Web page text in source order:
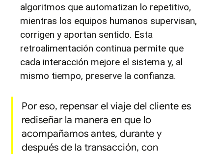
algoritmos que automatizan lo repetitivo,
mientras los equipos humanos supervisan,
corrigen y aportan sentido. Esta
retroalimentación continua permite que
cada interacción mejore el sistema y, al
mismo tiempo, preserve la confianza.
Por eso, repensar el viaje del cliente es
rediseñar la manera en que lo
acompañamos antes, durante y
después de la transacción, con